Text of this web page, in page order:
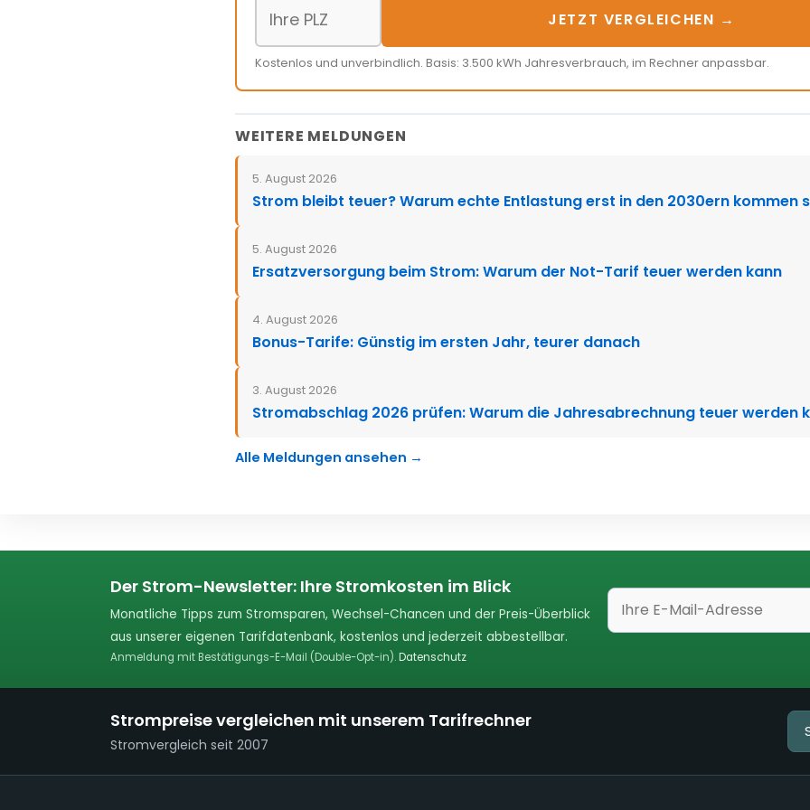
JETZT VERGLEICHEN →
Kostenlos und unverbindlich. Basis: 3.500 kWh Jahresverbrauch, im Rechner anpassbar.
WEITERE MELDUNGEN
5. August 2026
Strom bleibt teuer? Warum echte Entlastung erst in den 2030ern kommen
5. August 2026
Ersatzversorgung beim Strom: Warum der Not-Tarif teuer werden kann
4. August 2026
Bonus-Tarife: Günstig im ersten Jahr, teurer danach
3. August 2026
Stromabschlag 2026 prüfen: Warum die Jahresabrechnung teuer werden
Alle Meldungen ansehen →
Der Strom-Newsletter: Ihre Stromkosten im Blick
Monatliche Tipps zum Stromsparen, Wechsel-Chancen und der Preis-Überblick
aus unserer eigenen Tarifdatenbank, kostenlos und jederzeit abbestellbar.
Anmeldung mit Bestätigungs-E-Mail (Double-Opt-in).Datenschutz
Strompreise vergleichen mit unserem Tarifrechner
Stromvergleich seit 2007